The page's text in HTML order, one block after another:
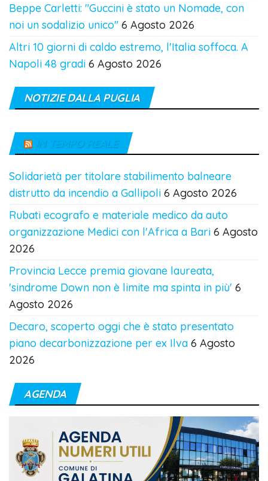
Beppe Carletti: "Guccini è stato un Nomade, con
noi un sodalizio unico" 6 Agosto 2026
Altri 10 giorni di caldo estremo, l'Italia soffoca. A
Napoli 48 gradi 6 Agosto 2026
NOTIZIE DALLA PUGLIA
IN TEMPO REALE
Solidarietà per titolare stabilimento balneare
distrutto da incendio a Gallipoli 6 Agosto 2026
Rubati ecografo e materiale medico da auto
organizzazione Medici con l'Africa a Bari 6 Agosto
2026
Provincia Lecce premia giovane laureata,
'sindrome Down non è limite ma spinta in più' 6
Agosto 2026
Decaro, scoperto oggi che è stato presentato
piano decarbonizzazione per ex Ilva 6 Agosto
2026
AGENDA